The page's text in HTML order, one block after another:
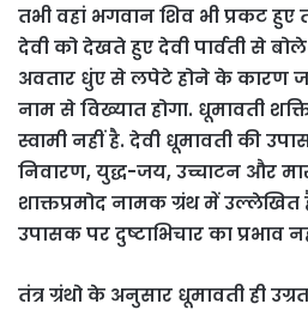
तभी वहां भगवान शिव भी प्रकट हुए
देवी को देखते हुए देवी पार्वती से
अवतार धुंए से लपेटे होने के कारण
नाम से विख्यात होगा. धूमावती
स्वामी नहीं है. देवी धूमावती की
निवारण, युद्ध-जय, उच्चाटन और
शाक्तप्रमोद नामक ग्रंथ में
उपासक पर दुष्टाभिचार का प्रभाव
तंत्र ग्रंथो के अनुसार धूमावती ही